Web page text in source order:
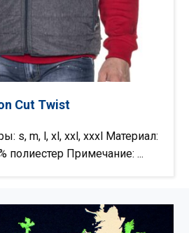
Cut Twist
s, m, l, xl, xxl, xxxl Материал:
полиестер Примечание: ...